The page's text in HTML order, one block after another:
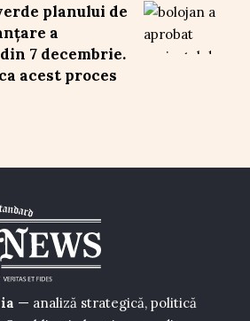
planului de
a
7 decembrie.
acest proces
— analiză strategică, politică